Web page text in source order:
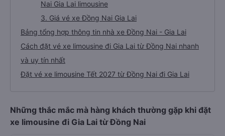
Nai Gia Lai limousine
3. Giá vé xe Đồng Nai Gia Lai
Bảng tổng hợp thông tin nhà xe Đồng Nai - Gia Lai
Cách đặt vé xe limousine đi Gia Lai từ Đồng Nai nhanh
và uy tín nhất
Đặt vé xe limousine Tết 2027 từ Đồng Nai đi Gia Lai
Những thắc mắc mà hàng khách thường gặp khi đặt
xe limousine đi Gia Lai từ Đồng Nai